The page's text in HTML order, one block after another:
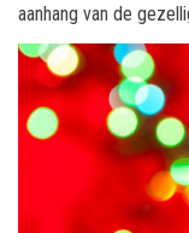
aanhang van de